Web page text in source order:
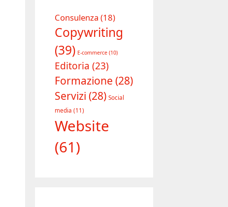
Consulenza (18)
Copywriting
(39) E-commerce (10)
Editoria (23)
Formazione (28)
Servizi (28) Social
media (11)
Website
(61)